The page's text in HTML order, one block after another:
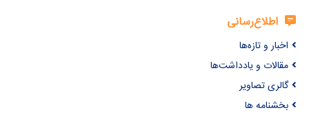
اطلاع‌رسانی
اخبار و تازه‌ها
مقالات و یادداشت‌ها
گالری تصاویر
بخشنامه ها